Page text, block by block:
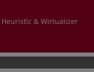
Heuristic & Wirtualizer